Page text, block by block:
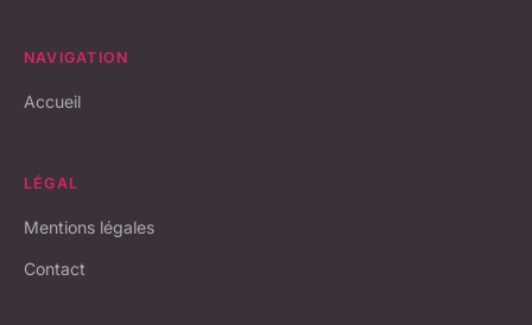
NAVIGATION
Accueil
LÉGAL
Mentions légales
Contact